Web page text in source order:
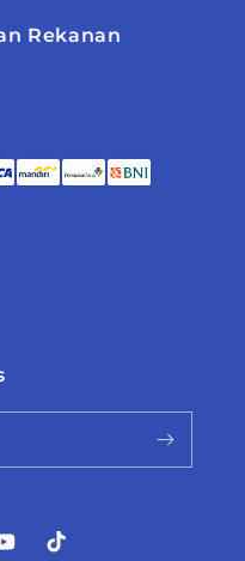
Rekanan
TikTok